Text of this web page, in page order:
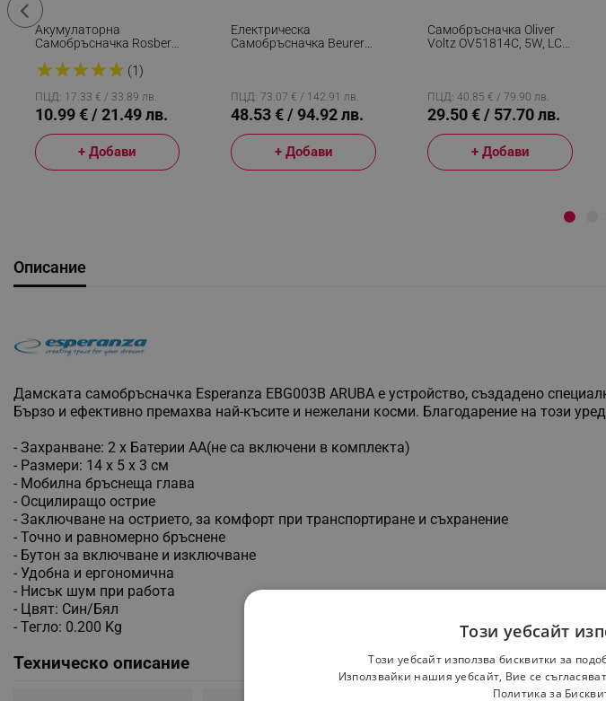
Акумулаторна
Самобръсначка Rosberg
MAh, Тример, Черен
★★★★★ (1)
ПЦД: 17.33 € / 33.89 лв.
10.99 € / 21.49 лв.
+ Добави
Електрическа
Самобръсначка Beurer
Зареждане, LED, Мокро/
Сухо, USB-C, Черен
ПЦД: 73.07 € / 142.91 лв.
48.53 € / 94.92 лв.
+ Добави
Самобръсначка Oliver
Voltz OV51814C, 5W, LCD,
ПЦД: 40.85 € / 79.90 лв.
29.50 € / 57.70 лв.
+ Добави
Описание
Дамската самобръсначка Esperanza EBG003B ARUBA е устройство, създадено
Бързо и ефективно премахва най-късите и нежелани косми. Благодарение на този
- Захранване: 2 х Батерии АА(не са включени в комплекта)
- Размери: 14 х 5 х 3 см
- Мобилна бръснеща глава
- Осцилиращо острие
- Заключване на острието, за комфорт при транспортиране и съхранение
- Точно и равномерно бръснене
- Бутон за включване и изключване
- Удобна и ергономична
- Нисък шум при работа
- Цвят: Син/Бял
- Тегло: 0.200 Kg
Техническо описание
Този уебсайт
Този уебсайт използва бисквитки за
Използвайки нашия уебсайт, Вие се
Политика за